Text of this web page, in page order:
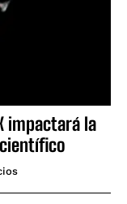
impactará la